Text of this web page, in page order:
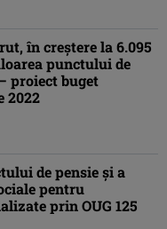
în creştere la 6.095
punctului de
proiect buget
2022
de pensie şi a
pentru
prin OUG 125